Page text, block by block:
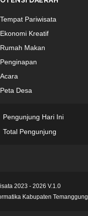
Tempat Pariwisata
Ekonomi Kreatif
Rumah Makan
Penginapan
Acara
Peta Desa
Pengunjung Hari Ini
Total Pengunjung
2023 - 2026 V.1.0
Kabupaten Temanggung